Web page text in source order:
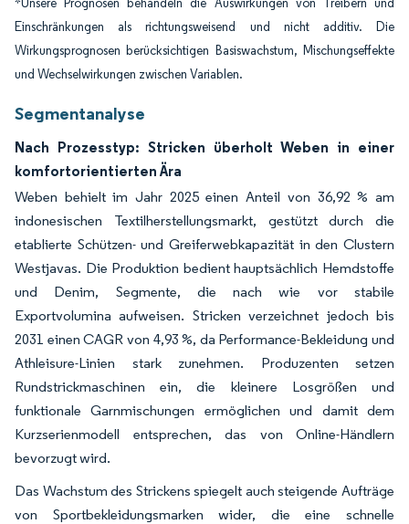
*Unsere Prognosen behandeln die Auswirkungen von Treibern und
Einschränkungen als richtungsweisend und nicht additiv. Die
Wirkungsprognosen berücksichtigen Basiswachstum, Mischungseffekte
und Wechselwirkungen zwischen Variablen.
Segmentanalyse
Nach Prozesstyp: Stricken überholt Weben in einer
komfortorientierten Ära
Weben behielt im Jahr 2025 einen Anteil von 36,92 % am
indonesischen Textilherstellungsmarkt, gestützt durch die
etablierte Schützen- und Greiferwebkapazität in den Clustern
Westjavas. Die Produktion bedient hauptsächlich Hemdstoffe
und Denim, Segmente, die nach wie vor stabile
Exportvolumina aufweisen. Stricken verzeichnet jedoch bis
2031 einen CAGR von 4,93 %, da Performance-Bekleidung und
Athleisure-Linien stark zunehmen. Produzenten setzen
Rundstrickmaschinen ein, die kleinere Losgrößen und
funktionale Garnmischungen ermöglichen und damit dem
Kurzserienmodell entsprechen, das von Online-Händlern
bevorzugt wird.
Das Wachstum des Strickens spiegelt auch steigende Aufträge
von Sportbekleidungsmarken wider, die eine schnelle